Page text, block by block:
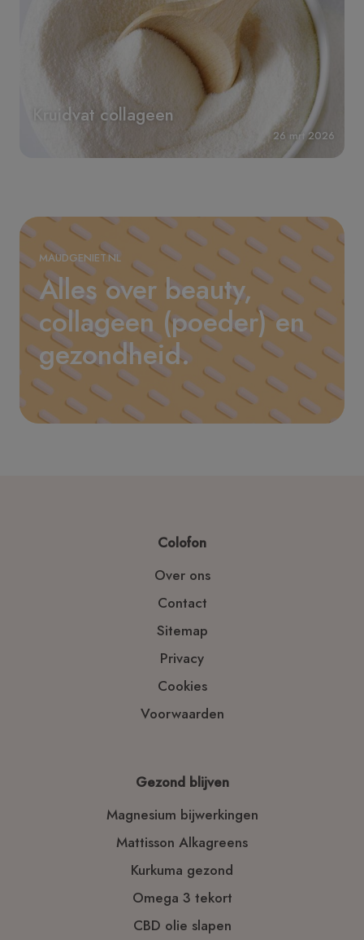
Kruidvat collageen
26 mrt 2026
MAUDGENIET.NL
Alles over beauty,
collageen (poeder) en
gezondheid.
Colofon
Over ons
Contact
Sitemap
Privacy
Cookies
Voorwaarden
Gezond blijven
Magnesium bijwerkingen
Mattisson Alkagreens
Kurkuma gezond
Omega 3 tekort
CBD olie slapen